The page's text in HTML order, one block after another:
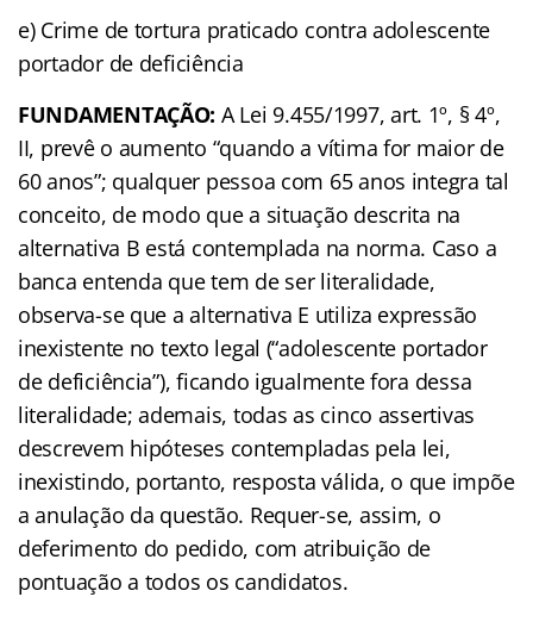
e) Crime de tortura praticado contra adolescente
portador de deficiência
FUNDAMENTAÇÃO: A Lei 9.455/1997, art. 1º, § 4º,
II, prevê o aumento “quando a vítima for maior de
60 anos”; qualquer pessoa com 65 anos integra tal
conceito, de modo que a situação descrita na
alternativa B está contemplada na norma. Caso a
banca entenda que tem de ser literalidade,
observa-se que a alternativa E utiliza expressão
inexistente no texto legal (“adolescente portador
de deficiência”), ficando igualmente fora dessa
literalidade; ademais, todas as cinco assertivas
descrevem hipóteses contempladas pela lei,
inexistindo, portanto, resposta válida, o que impõe
a anulação da questão. Requer-se, assim, o
deferimento do pedido, com atribuição de
pontuação a todos os candidatos.